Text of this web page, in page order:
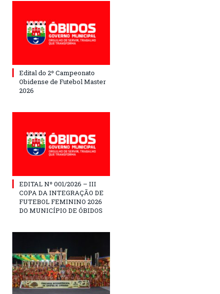
Edital do 2º Campeonato
Obidense de Futebol Master
2026
EDITAL Nº 001/2026 – III
COPA DA INTEGRAÇÃO DE
FUTEBOL FEMININO 2026
DO MUNICÍPIO DE ÓBIDOS